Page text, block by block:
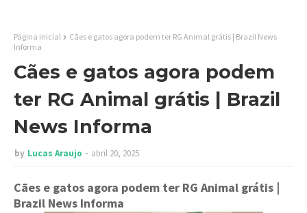
Página inicial
Cães e gatos agora podem ter RG Animal grátis | Brazil News
Informa
Cães e gatos agora podem
ter RG Animal grátis | Brazil
News Informa
by Lucas Araujo abril 20, 2025
Cães e gatos agora podem ter RG Animal grátis |
Brazil News Informa